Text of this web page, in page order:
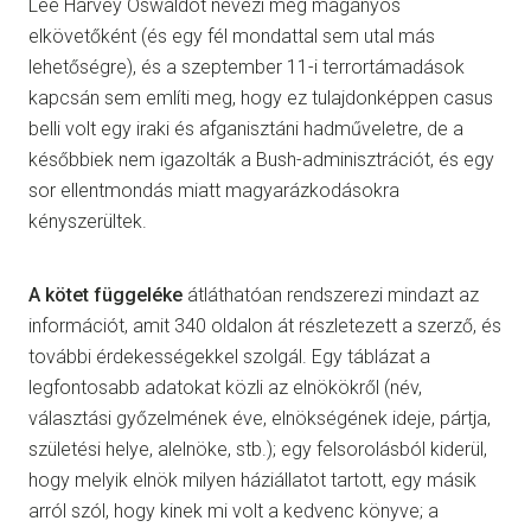
Lee Harvey Oswaldot nevezi meg magányos
elkövetőként (és egy fél mondattal sem utal más
lehetőségre), és a szeptember 11-i terrortámadások
kapcsán sem említi meg, hogy ez tulajdonképpen casus
belli volt egy iraki és afganisztáni hadműveletre, de a
későbbiek nem igazolták a Bush-adminisztrációt, és egy
sor ellentmondás miatt magyarázkodásokra
kényszerültek.
A kötet függeléke átláthatóan rendszerezi mindazt az
információt, amit 340 oldalon át részletezett a szerző, és
további érdekességekkel szolgál. Egy táblázat a
legfontosabb adatokat közli az elnökökről (név,
választási győzelmének éve, elnökségének ideje, pártja,
születési helye, alelnöke, stb.); egy felsorolásból kiderül,
hogy melyik elnök milyen háziállatot tartott, egy másik
arról szól, hogy kinek mi volt a kedvenc könyve; a